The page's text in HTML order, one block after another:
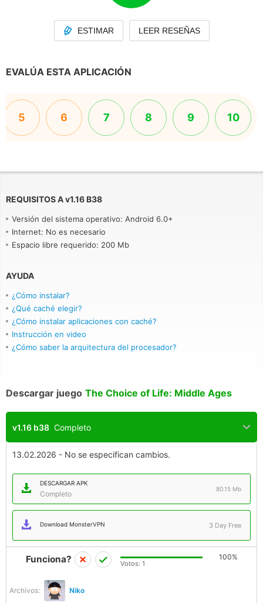
ESTIMAR LEER RESEÑAS
EVALÚA ESTA APLICACIÓN
5 6 7 8 9 10
REQUISITOS Av1.16 B38
Versión del sistema operativo: Android 6.0+
Internet: No es necesario
Espacio libre requerido: 200 Mb
AYUDA
¿Cómo instalar?
¿Qué caché elegir?
¿Cómo instalar aplicaciones con caché?
Instrucción en video
¿Cómo saber la arquitectura del procesador?
Descargar juego The Choice of Life: Middle Ages
v1.16 b38 Completo
13.02.2026 - No se especifican cambios.
DESCARGAR APK
Completo
80.15 Mb
Download MonsterVPN 3 Day Free
Archivos: Niko
Funciona? 100%
Votos: 1